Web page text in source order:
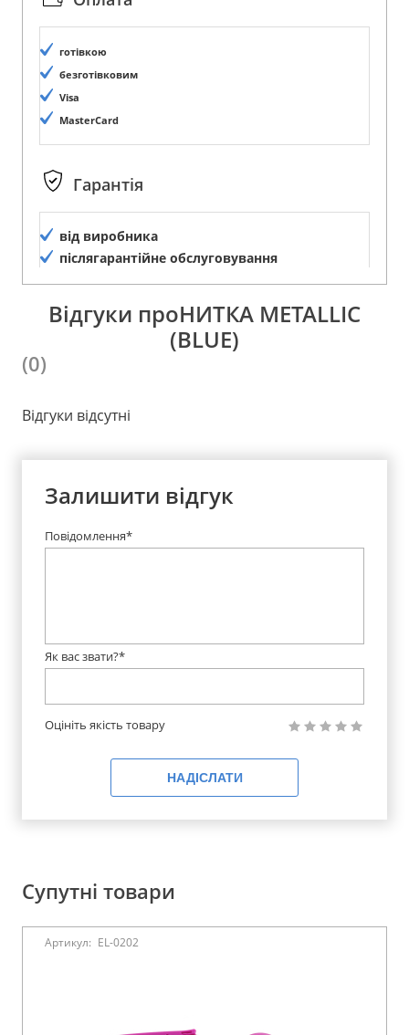
готівкою
безготівковим
Visa
MasterCard
Гарантія
від виробника
післягарантійне обслуговування
Відгуки проНИТКА METALLIC
(BLUE)
(0)
Відгуки відсутні
Залишити відгук
Повідомлення*
Як вас звати?*
Оцініть якість товару
НАДІСЛАТИ
Супутні товари
Артикул: EL-0202